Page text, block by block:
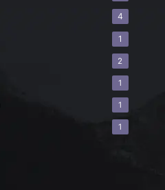
4
1
2
1
1
1